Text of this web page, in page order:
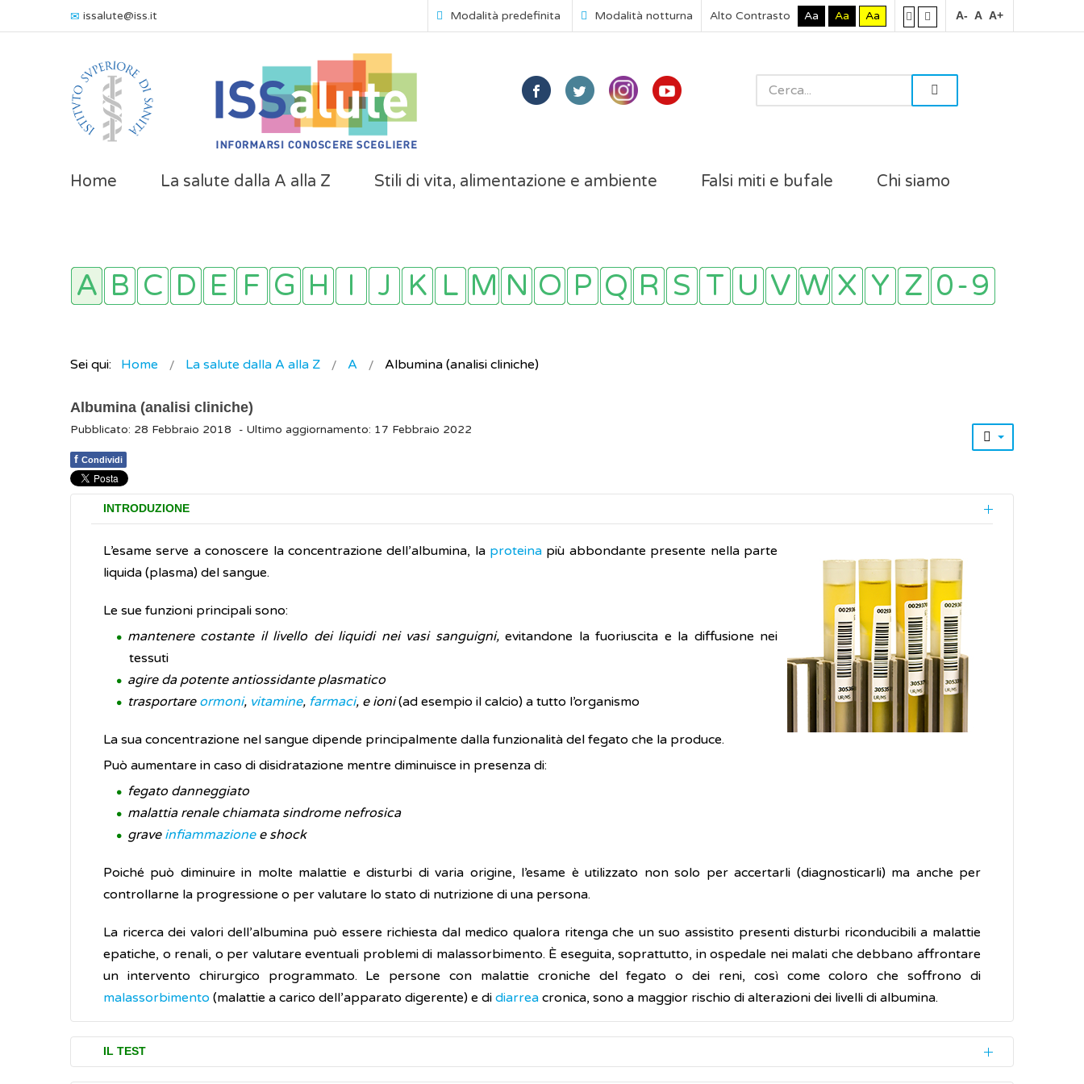
issalute@iss.it Modalità predefinita Modalità notturna Alto Contrasto Aa Aa Aa A- A A+
Home La salute dalla A alla Z Stili di vita, alimentazione e ambiente Falsi miti e bufale Chi siamo
Sei qui: Home La salute dalla A alla Z A Albumina (analisi cliniche)
Albumina (analisi cliniche)
Pubblicato: 28 Febbraio 2018 - Ultimo aggiornamento: 17 Febbraio 2022
f Condividi
INTRODUZIONE
L’esame serve a conoscere la concentrazione dell’albumina, la proteina più abbondante presente nella parte
liquida (plasma) del sangue.
Le sue funzioni principali sono:
mantenere costante il livello dei liquidi nei vasi sanguigni,evitandone la fuoriuscita e la diffusione nei
tessuti
agire da potente antiossidante plasmatico
trasportare ormoni, vitamine, farmaci, e ioni(ad esempio il calcio) a tutto l’organismo
La sua concentrazione nel sangue dipende principalmente dalla funzionalità del fegato che la produce.
Può aumentare in caso di disidratazione mentre diminuisce in presenza di:
fegato danneggiato
malattia renale chiamata sindrome nefrosica
grave infiammazione e shock
Poiché può diminuire in molte malattie e disturbi di varia origine, l’esame è utilizzato non solo per accertarli (diagnosticarli) ma anche per
controllarne la progressione o per valutare lo stato di nutrizione di una persona.
La ricerca dei valori dell’albumina può essere richiesta dal medico qualora ritenga che un suo assistito presenti disturbi riconducibili a malattie
epatiche, o renali, o per valutare eventuali problemi di malassorbimento. È eseguita, soprattutto, in ospedale nei malati che debbano affrontare
un intervento chirurgico programmato. Le persone con malattie croniche del fegato o dei reni, così come coloro che soffrono di
malassorbimento (malattie a carico dell’apparato digerente) e di diarrea cronica, sono a maggior rischio di alterazioni dei livelli di albumina.
IL TEST